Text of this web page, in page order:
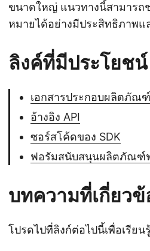
ขนาดใหญ่ แนวทางนี้สามารถ
หมายได้อย่างมีประสิทธิภาพ
ลิงค์ที่มีประโยชน์
เอกสารประกอบผลิตภัณฑ์
อ้างอิง API
ซอร์สโค้ดของ SDK
ฟอรัมสนับสนุนผลิตภัณฑ์
บทความที่เกี่ยวข้
โปรดไปที่ลิงก์ต่อไปนี้เพื่อเรียน